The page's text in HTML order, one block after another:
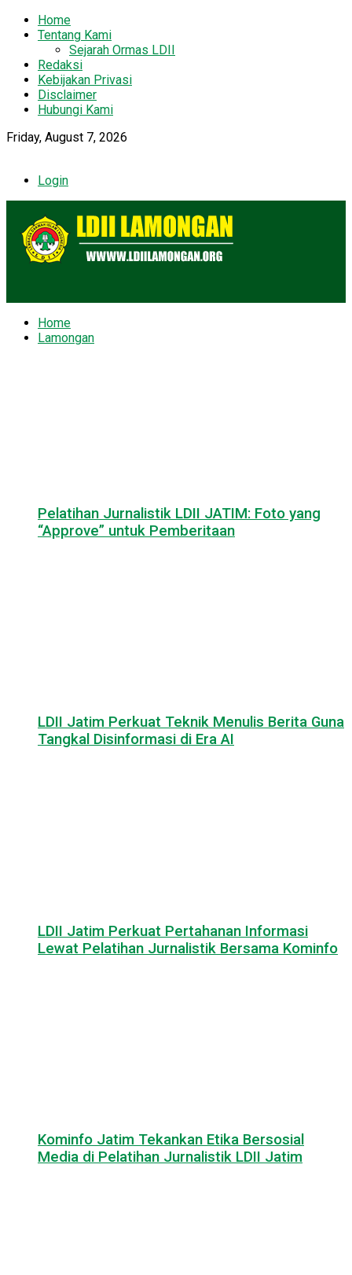
Home
Tentang Kami
Sejarah Ormas LDII
Redaksi
Kebijakan Privasi
Disclaimer
Hubungi Kami
Friday, August 7, 2026
Login
Home
Lamongan
Pelatihan Jurnalistik LDII JATIM: Foto yang
“Approve” untuk Pemberitaan
LDII Jatim Perkuat Teknik Menulis Berita Guna
Tangkal Disinformasi di Era AI
LDII Jatim Perkuat Pertahanan Informasi
Lewat Pelatihan Jurnalistik Bersama Kominfo
Kominfo Jatim Tekankan Etika Bersosial
Media di Pelatihan Jurnalistik LDII Jatim